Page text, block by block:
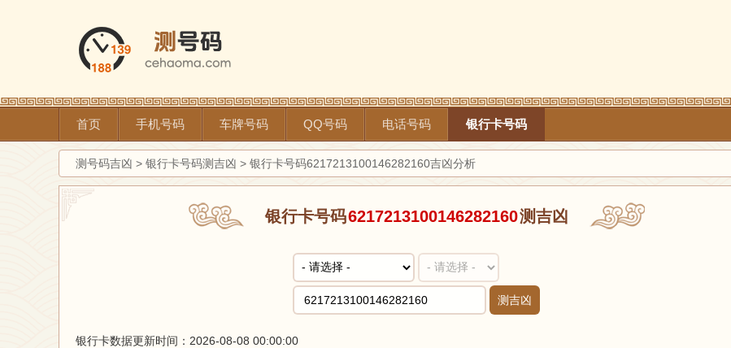
首页 手机号码 车牌号码 QQ号码 电话号码 银行卡号码
测号码吉凶 > 银行卡号码测吉凶 > 银行卡号码6217213100146282160吉凶分析
银行卡号码6217213100146282160测吉凶
测吉凶
银行卡数据更新时间：2026-08-08 00:00:00